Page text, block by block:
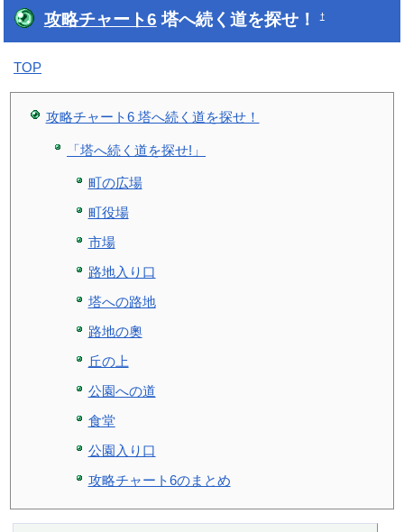
攻略チャート6 塔へ続く道を探せ！†
TOP
攻略チャート6 塔へ続く道を探せ！
「塔へ続く道を探せ!」
町の広場
町役場
市場
路地入り口
塔への路地
路地の奧
丘の上
公園への道
食堂
公園入り口
攻略チャート6のまとめ